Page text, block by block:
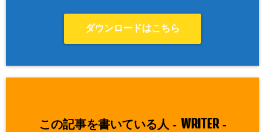
ダウンロードはこちら
この記事を書いている人 - WRITER-